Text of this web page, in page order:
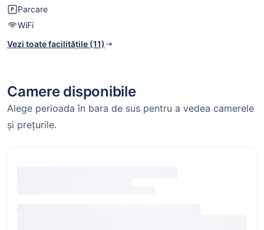
Parcare
WiFi
Vezi toate facilitățile (11)
Camere disponibile
Alege perioada în bara de sus pentru a vedea camerele
și prețurile.